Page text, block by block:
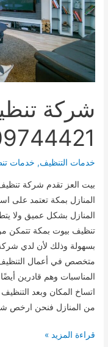
شركة
خدمات التنظيف, خدمات
بيت العز تقدم شركة
المنازل بمكة تعتمد على
المنازل بشكل عميق ولا
تنظيف بيوت بمكة تتمكن
بسهولة وذلك لأن لدي
متخصص في أعمال التنظيف
المناسبات وهم قادرين
اتساخ المكان وبعد التنظيف
من المنازل فنحن ارخص
شركة
قراءة المزيد »